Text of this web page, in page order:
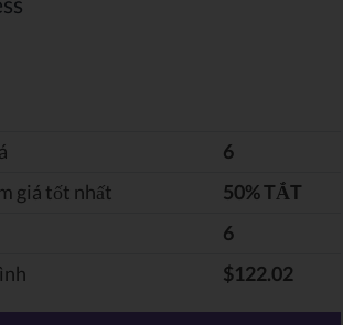
6
giá tốt nhất
‎50% TẮT
6
$122.02